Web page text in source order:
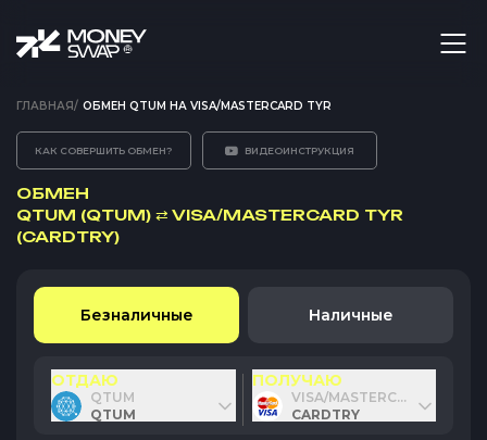
ГЛАВНАЯ/ ОБМЕН QTUM НА VISA/MASTERCARD TYR
КАК СОВЕРШИТЬ ОБМЕН? ВИДЕОИНСТРУКЦИЯ
ОБМЕН
QTUM (QTUM) ⇄ VISA/MASTERCARD TYR
(CARDTRY)
Безналичные Наличные
ОТДАЮ
QTUM
QTUM
ПОЛУЧАЮ
VISA/MASTERCARD TYR
CARDTRY